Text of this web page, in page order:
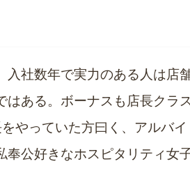
入社数年で実力のある人は店
はある。ボーナスも店長ク
やっていた方曰く、アルバ
奉公好きなホスピタリティ女